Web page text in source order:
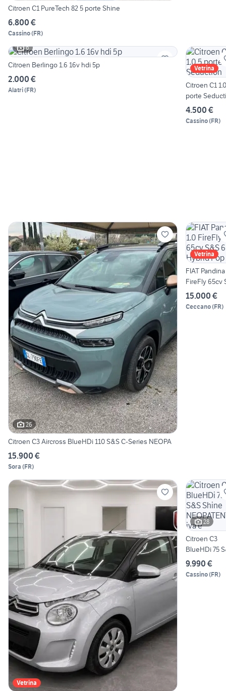
Citroen C1 PureTech 82 5 porte Shine
6.800 €
Cassino(FR)
6
Citroen Berlingo 1.6 16v hdi 5p
2.000 €
Alatri(FR)
Vetrina
Citroen C1
porte
4.500 €
Cassino(FR)
26
Citroen C3 Aircross BlueHDi 110 S&S C-Series NEOPA
15.900 €
Sora (FR)
Vetrina
FIAT Pandina
FireFly 65cv
6m Hybrid
15.000 €
Ceccano(FR)
Vetrina
28
Citroen C3
BlueHDi 75
Shine
9.990 €
Cassino(FR)